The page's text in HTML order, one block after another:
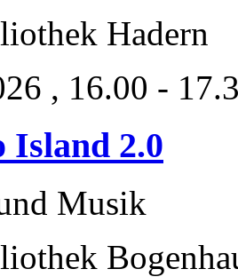
Hadern
, 16.00 -
Island 2.0
Musik